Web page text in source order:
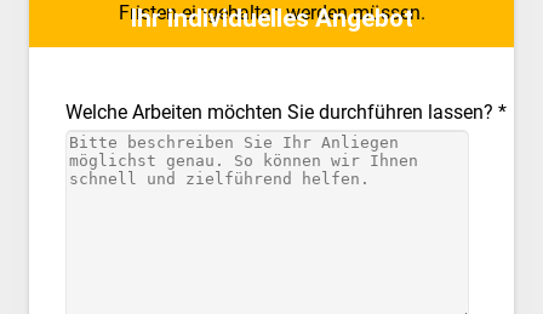
Fristen eingehalten werden müssen.
Ihr individuelles Angebot
Welche Arbeiten möchten Sie durchführen lassen? *